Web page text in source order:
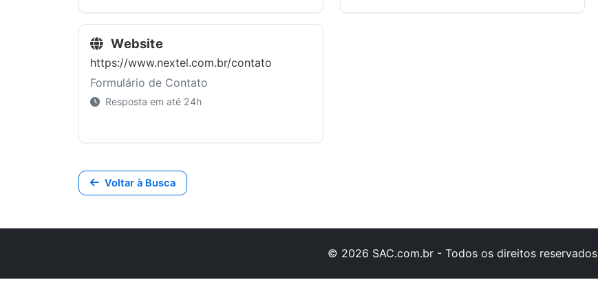
Website
https://www.nextel.com.br/contato
Formulário de Contato
Resposta em até 24h
Voltar à Busca
© 2026 SAC.com.br - Todos os direitos reservados